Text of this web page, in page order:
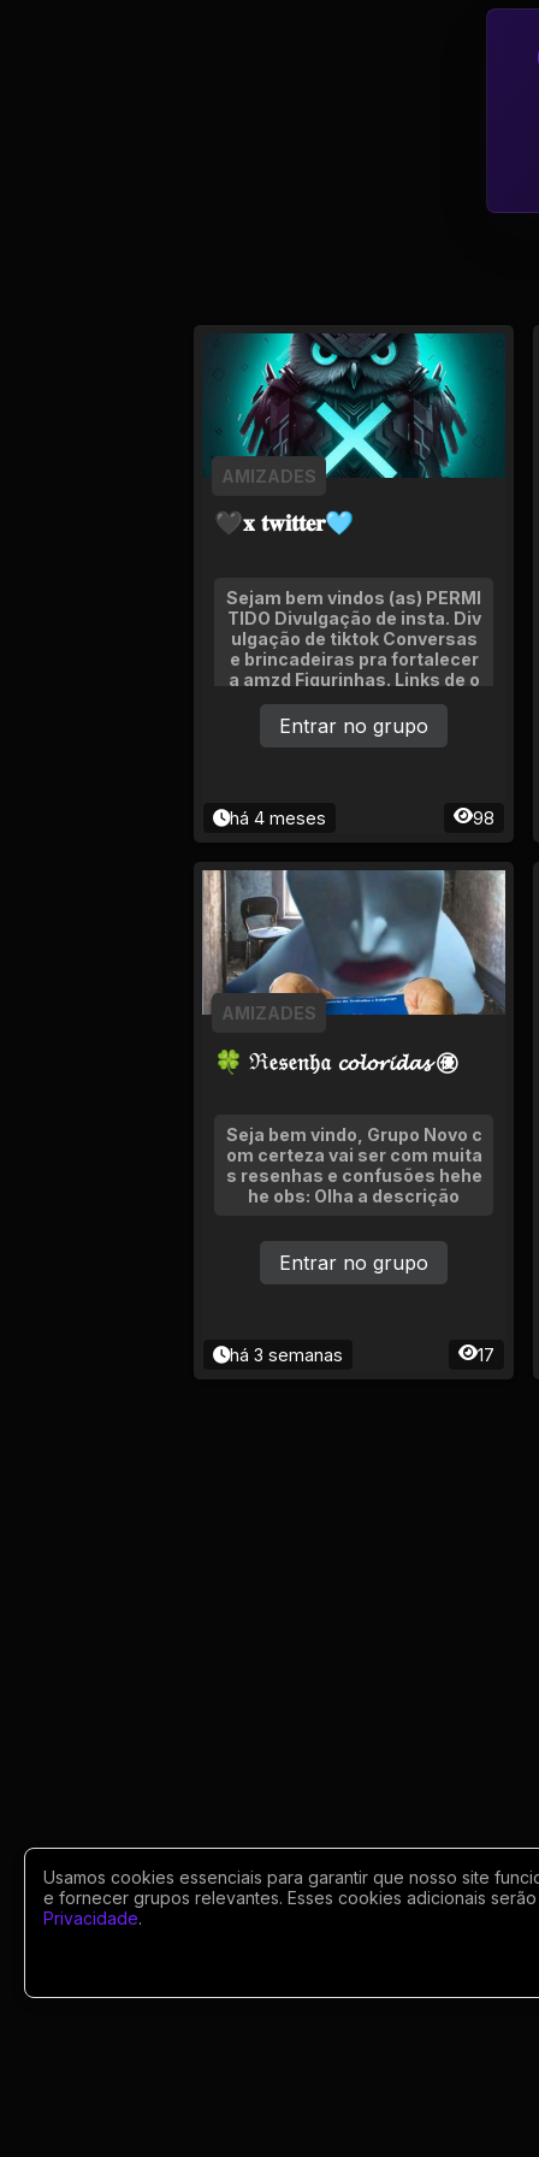
Saúde e Medicina
Tecnologias da
Viagem e Turismo
🖤𝐱 𝐭𝐰𝐢𝐭𝐭𝐞𝐫🩵
AMIZADES
Sejam bem vindos (as) PERMI
TIDO Divulgação de insta. Div
ulgação de tiktok Conversas
e brincadeiras pra fortalecer
a amzd Figurinhas. Links de o
utros grupos. (só com permis
são do adm)
há 4 meses 98
Entrar no grupo
🍀 ℜ𝔢𝔰𝔢𝔫𝔥𝔞 𝓬𝓸𝓵𝓸𝓻𝓲𝓭𝓪𝓼 ㊝
AMIZADES
Seja bem vindo, Grupo Novo c
om certeza vai ser com muita
s resenhas e confusões hehe
he obs: Olha a descrição
há 3 semanas 17
Entrar no grupo
Usamos cookies essenciais para garantir que nosso site
e fornecer grupos relevantes. Esses cookies adicionais
Privacidade.